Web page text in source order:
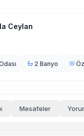
Ceylan
2 Banyo
Mesafeler